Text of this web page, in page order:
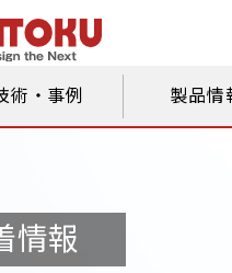
術・事例 製品情
情報